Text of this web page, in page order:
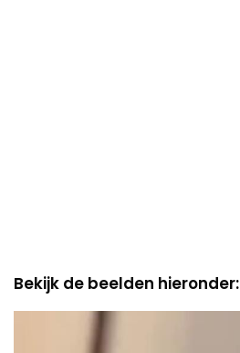
Bekijk de beelden hieronder: